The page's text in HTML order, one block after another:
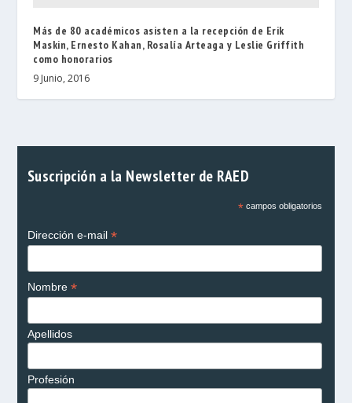
Más de 80 académicos asisten a la recepción de Erik
Maskin, Ernesto Kahan, Rosalía Arteaga y Leslie Griffith
como honorarios
9 Junio, 2016
Suscripción a la Newsletter de RAED
*campos obligatorios
Dirección e-mail *
Nombre *
Apellidos
Profesión